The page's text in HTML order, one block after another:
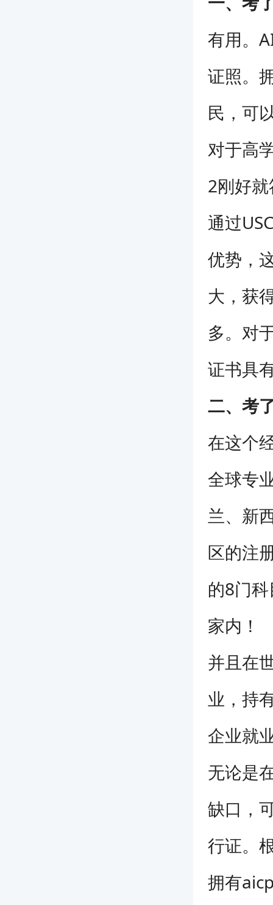
有用。
证照。
民，可
对于高
2刚好
通过
优势，
大，获
多。对
证书具
二、考
在这个
全球专
兰、新
区的注
的8门
家内！
并且在
业，持
企业就
无论是
缺口，
行证。
拥有